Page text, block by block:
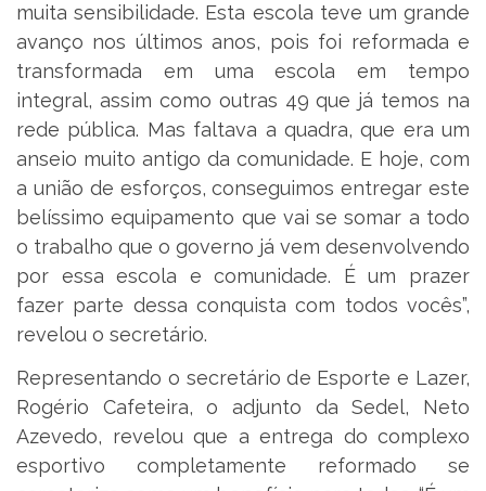
muita sensibilidade. Esta escola teve um grande
avanço nos últimos anos, pois foi reformada e
transformada em uma escola em tempo
integral, assim como outras 49 que já temos na
rede pública. Mas faltava a quadra, que era um
anseio muito antigo da comunidade. E hoje, com
a união de esforços, conseguimos entregar este
belíssimo equipamento que vai se somar a todo
o trabalho que o governo já vem desenvolvendo
por essa escola e comunidade. É um prazer
fazer parte dessa conquista com todos vocês”,
revelou o secretário.
Representando o secretário de Esporte e Lazer,
Rogério Cafeteira, o adjunto da Sedel, Neto
Azevedo, revelou que a entrega do complexo
esportivo completamente reformado se